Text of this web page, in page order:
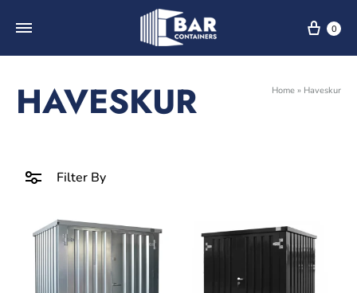
0
HAVESKUR Home » Haveskur
Filter By